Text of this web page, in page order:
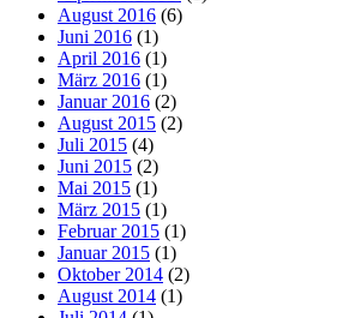
August 2016 (6)
Juni 2016 (1)
April 2016 (1)
März 2016 (1)
Januar 2016 (2)
August 2015 (2)
Juli 2015 (4)
Juni 2015 (2)
Mai 2015 (1)
März 2015 (1)
Februar 2015 (1)
Januar 2015 (1)
Oktober 2014 (2)
August 2014 (1)